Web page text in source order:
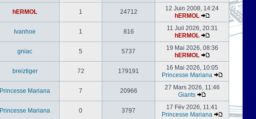
hERMOL 1 24712
12 Juin 2008, 14:24
hERMOL
Ivanhoe 1 816
11 Juil 2026, 20:31
hERMOL
gniac 5 5737
19 Mai 2026, 08:36
hERMOL
breiztiger 72 179191
16 Mai 2026, 10:05
Princesse Mariana
Princesse Mariana 7 20966
27 Mars 2026, 11:46
Giants
Princesse Mariana 0 3797
17 Fév 2026, 11:41
Princesse Mariana